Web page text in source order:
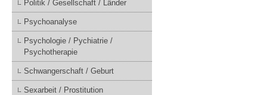
Politik / Gesellschaft / Länder
Psychoanalyse
Psychologie / Pychiatrie /
Psychotherapie
Schwangerschaft / Geburt
Sexarbeit / Prostitution